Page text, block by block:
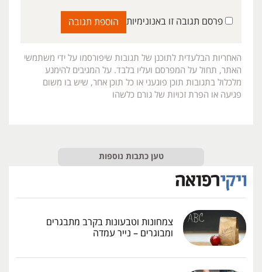
פרסם תגובה זו באנונימיות
האחריות הבלעדית לתוכנן של תגובות שיפורסמו על ידי משתמשי
האתר, תחול על המפרסם ועליו בלבד. על המגיבים להימנע
מלכלול בתגובות תוכן פוגעני או כל תוכן אחר, שיש בו משום
פגיעה או הפרת זכויות של גורם כלשהו
טען כתבות נוספות
צמחונות וטבעונות בקרב מתבגרים
ומבוגרים – נייר עמדה